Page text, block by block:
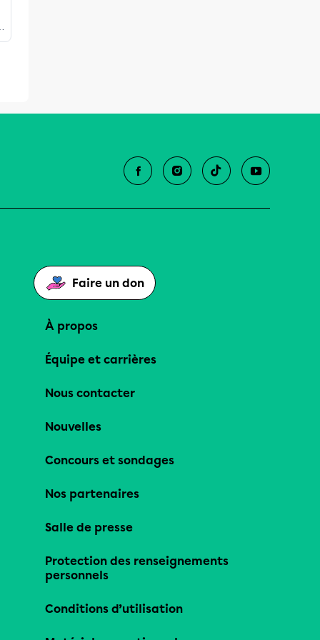
Faire un don
À propos
Équipe et carrières
Nous contacter
Nouvelles
Concours et sondages
Nos partenaires
Salle de presse
Protection des renseignements
personnels
Conditions d’utilisation